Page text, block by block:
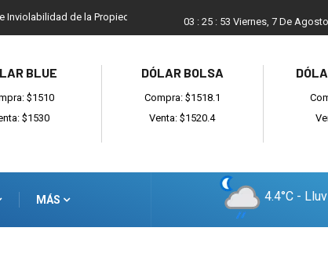
de la Propiedad Privada Reino recibió a
03 : 25 : 54 Viernes, 7 De
BLUE
$1510
$1530
DÓLAR BOLSA
Compra: $1518.1
Venta: $1520.4
MÁS 4.4°C -